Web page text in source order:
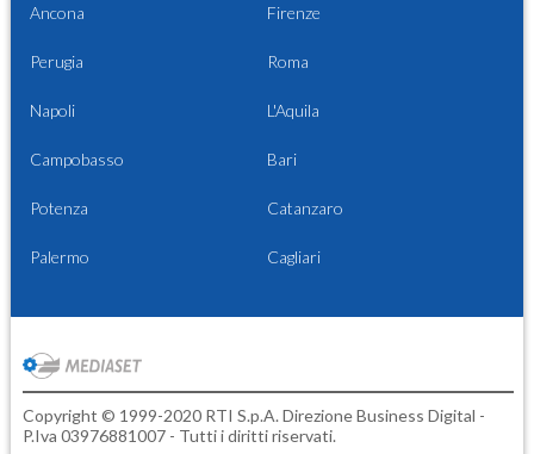
Ancona Firenze
Perugia Roma
Napoli L'Aquila
Campobasso Bari
Potenza Catanzaro
Palermo Cagliari
Copyright © 1999-2020 RTI S.p.A. Direzione Business Digital -
P.Iva 03976881007 - Tutti i diritti riservati.